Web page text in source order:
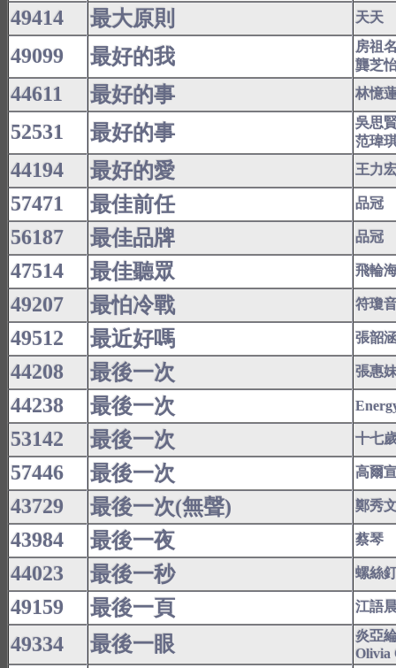
49414 最大原則 天天
49099 最好的我
房祖
龔芝
44611 最好的事 林憶
52531 最好的事
吳思
范瑋
44194 最好的愛 王力
57471 最佳前任 品冠
56187 最佳品牌 品冠
47514 最佳聽眾 飛輪
49207 最怕冷戰 符瓊
49512 最近好嗎 張韶
44208 最後一次 張惠
44238 最後一次
53142 最後一次 十七
57446 最後一次 高爾
43729 最後一次(無聲) 鄭秀
43984 最後一夜 蔡琴
44023 最後一秒 螺絲
49159 最後一頁 江語
49334 最後一眼
炎亞
Olivia